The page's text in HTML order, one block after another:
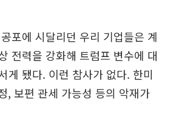
포에 시달리던 우리 기업들은 계
전력을 강화해 트럼프 변수에 대
게 됐다. 이런 참사가 없다. 한미
, 보편 관세 가능성 등의 악재가